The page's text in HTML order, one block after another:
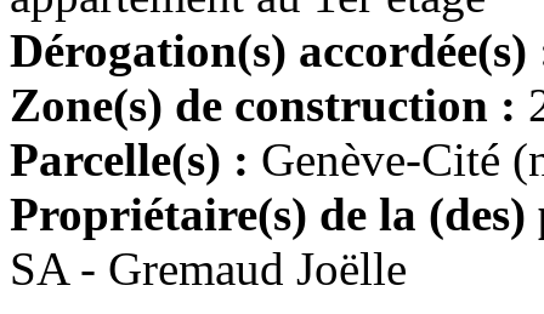
Dérogation(s)
Zone(s) de construction :
Parcelle(s) : Genève-Cité
Propriétaire(s) de la
SA - Gremaud Joëlle